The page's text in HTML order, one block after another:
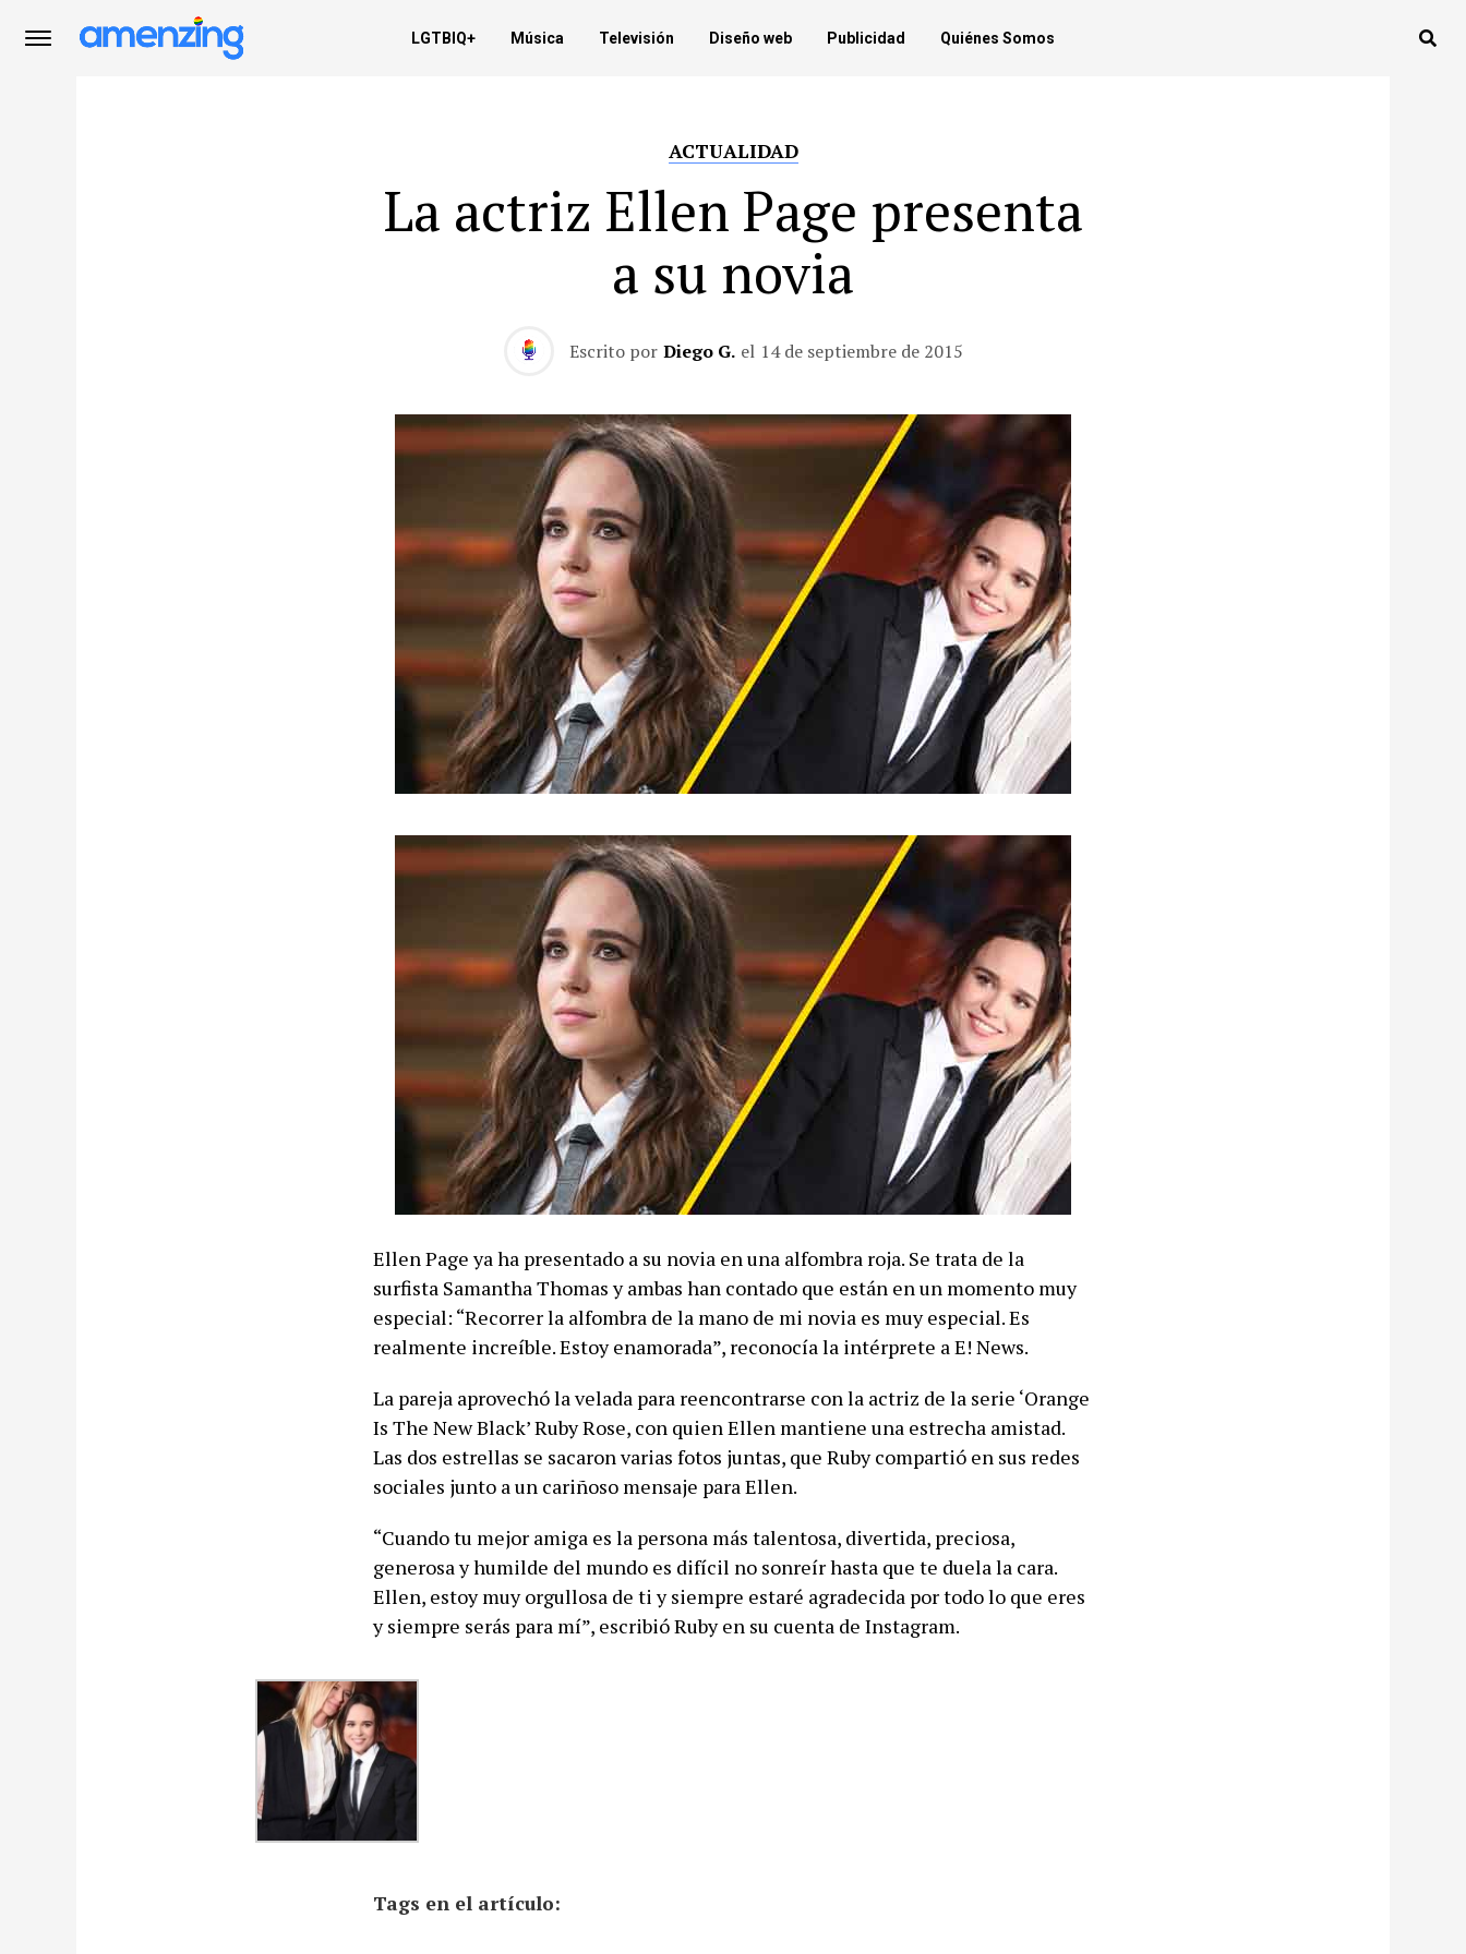
LGTBIQ+ Música Televisión Diseño web Publicidad Quiénes Somos
ACTUALIDAD
La actriz Ellen Page presenta
a su novia
Escrito por Diego G. el 14 de septiembre de 2015
Ellen Page ya ha presentado a su novia en una alfombra roja. Se trata de la
surfista Samantha Thomas y ambas han contado que están en un momento muy
especial: “Recorrer la alfombra de la mano de mi novia es muy especial. Es
realmente increíble. Estoy enamorada”, reconocía la intérprete a E! News.
La pareja aprovechó la velada para reencontrarse con la actriz de la serie ‘Orange
Is The New Black’ Ruby Rose, con quien Ellen mantiene una estrecha amistad.
Las dos estrellas se sacaron varias fotos juntas, que Ruby compartió en sus redes
sociales junto a un cariñoso mensaje para Ellen.
“Cuando tu mejor amiga es la persona más talentosa, divertida, preciosa,
generosa y humilde del mundo es difícil no sonreír hasta que te duela la cara.
Ellen, estoy muy orgullosa de ti y siempre estaré agradecida por todo lo que eres
y siempre serás para mí”, escribió Ruby en su cuenta de Instagram.
Tags en el artículo: